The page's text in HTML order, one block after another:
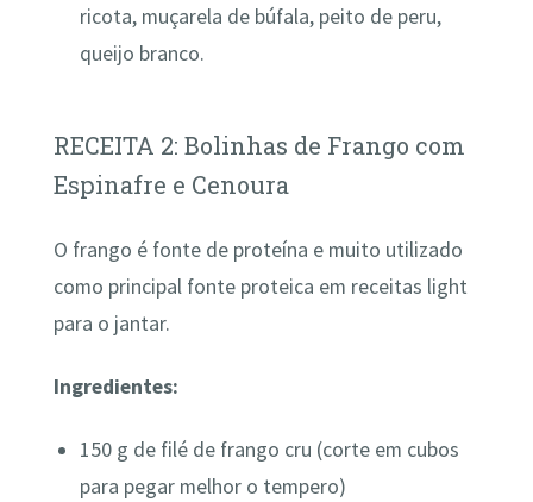
ricota, muçarela de búfala, peito de peru,
queijo branco.
RECEITA 2: Bolinhas de Frango com
Espinafre e Cenoura
O frango é fonte de proteína e muito utilizado
como principal fonte proteica em receitas light
para o jantar.
Ingredientes:
150 g de filé de frango cru (corte em cubos
para pegar melhor o tempero)